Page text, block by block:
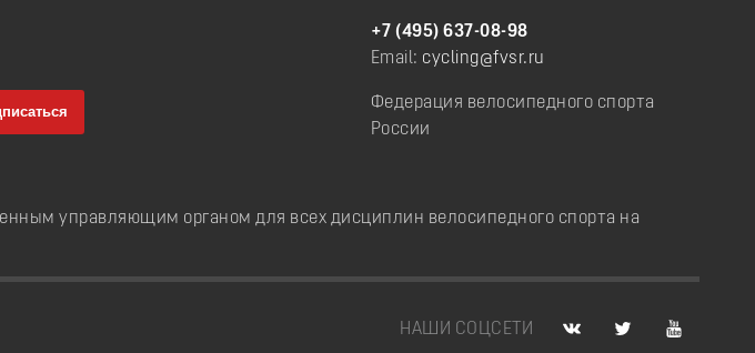
+7 (495) 637-08-98
Email: cycling@fvsr.ru
Федерация велосипедного спорта
России
управляющим органом для всех дисциплин велосипедного спорта на
НАШИ СОЦСЕТИ